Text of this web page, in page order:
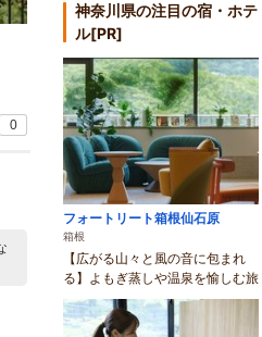
0
神奈川県の注目の宿・ホテ
ル[PR]
フォートリート箱根仙石原
箱根
【広がる山々と風の音に包まれ
る】よもぎ蒸しや温泉を愉しむ旅